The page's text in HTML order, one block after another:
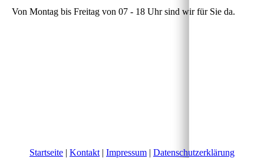
Von Montag bis Freitag von 07 - 18 Uhr sind wir für Sie da.
Startseite | Kontakt | Impressum | Datenschutzerklärung